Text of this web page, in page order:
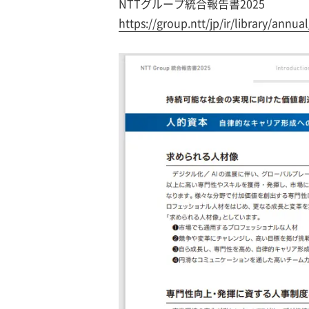
NTTグループ統合報告書2025
https://group.ntt/jp/ir/library/